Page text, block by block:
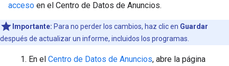
acceso en el Centro de Datos de Anuncios.
Importante: Para no perder los cambios, haz clic en Guardar
después de actualizar un informe, incluidos los programas.
En el Centro de Datos de Anuncios, abre la página